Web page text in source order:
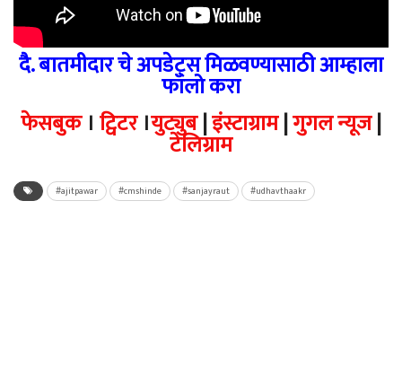
दै. बातमीदार चे अपडेट्स मिळवण्यासाठी आम्हाला
फॉलो करा
फेसबुक। ट्विटर।युट्युब|इंस्टाग्राम|गुगल न्यूज|
टेलिग्राम
#ajitpawar #cmshinde #sanjayraut #udhavthaakr